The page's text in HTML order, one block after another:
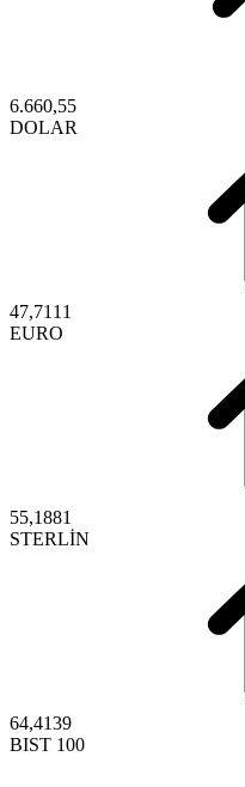
6.660,55
DOLAR
47,7111
EURO
55,1881
STERLİN
64,4139
BIST 100